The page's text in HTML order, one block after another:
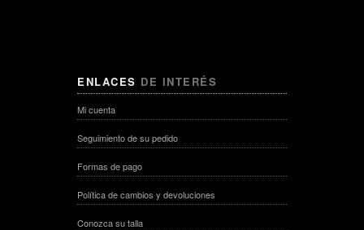
ENLACES DE INTERÉS
Mi cuenta
Seguimiento de su pedido
Formas de pago
Política de cambios y devoluciones
Conozca su talla